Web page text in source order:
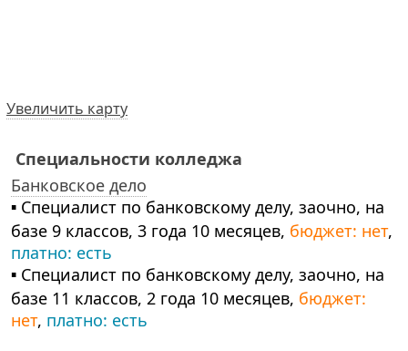
Увеличить карту
Специальности колледжа
Банковское дело
▪ Специалист по банковскому делу, заочно, на
базе 9 классов, 3 года 10 месяцев, бюджет: нет,
платно: есть
▪ Специалист по банковскому делу, заочно, на
базе 11 классов, 2 года 10 месяцев, бюджет:
нет, платно: есть